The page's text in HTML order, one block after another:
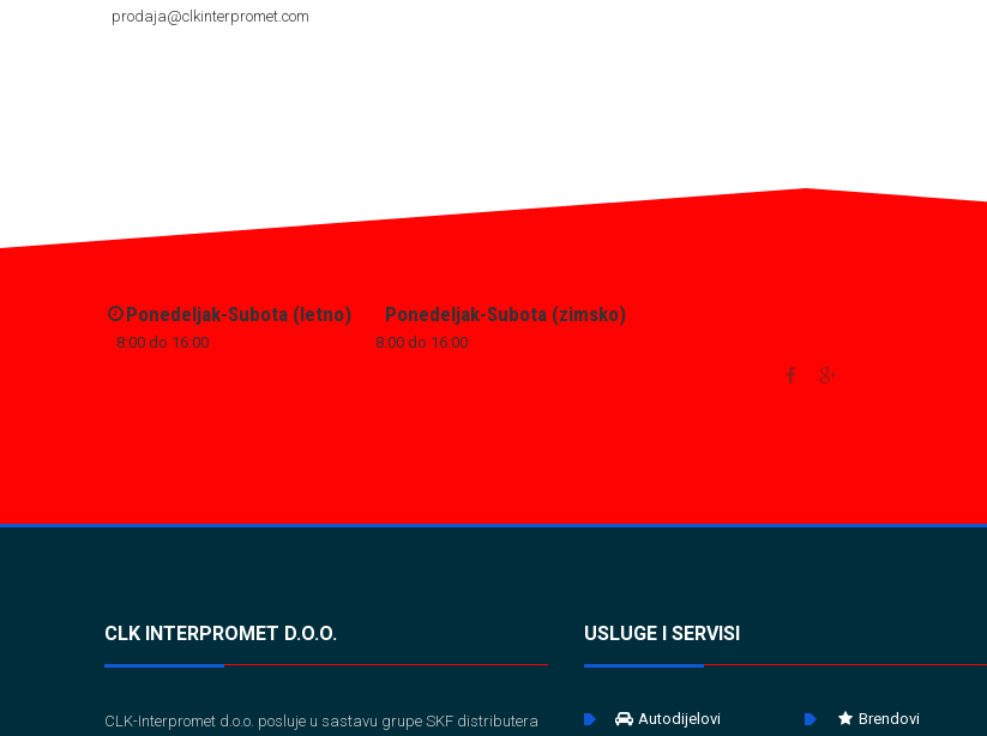
prodaja@clkinterpromet.com
Ponedeljak-Subota (letno)
8:00 do 16:00
Ponedeljak-Subota (zimsko)
8:00 do 16:00
CLK INTERPROMET D.O.O.
CLK-Interpromet d.o.o. posluje u sastavu grupe SKF distributera
USLUGE I SERVISI
Autodijelovi Brendovi